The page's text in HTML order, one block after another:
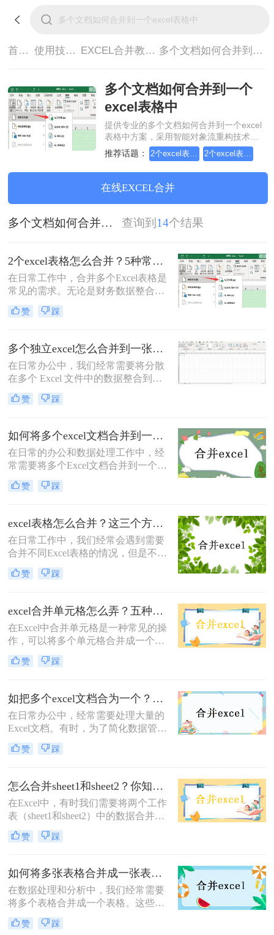
首页> 使用技巧> EXCEL合并教程> 多个文档如何合并到一个excel表格中
多个文档如何合并到一个
excel表格中
提供专业的多个文档如何合并到一个excel
表格中方案，采用智能对象流重构技术，
确保文档1:1高保真还原且排版不乱码。支
持一键批量处理，全链路 SSL 加密保障隐
私安全。助您快速实现多个文档如何合并
到一个excel表格中，无需安装，高效办
公。
推荐话题： 2个excel表格怎么合并
在线EXCEL合并
多个文档如何合并到一个excel表格中 查询到 14个结果
2个excel表格怎么合并？5种常用方法详解！
在日常工作中，合并多个Excel表格是
常见的需求。无论是财务数据整合、
销售记录汇总，还是跨部门协作，掌
握高效的合并方法可以显著提升工作
呢？本文将详细介绍5种主流方法，
帮助您根据实际需求选择最佳方案。
赞 踩
多个独立excel怎么合并到一张表里？6种高效合并方法详解！
在日常办公中，我们经常需要将分散
在多个 Excel 文件中的数据整合到一
个表格中进行分析，例如汇总各部门
的销售报表、合并不同月份的客户数
还容易因格式不一致、数据遗漏等问
题导致错误。那么多个独立excel怎么
合并到一张表里呢？本文将详细介绍
六种常用的高效合并方法，帮助你根
据实际需求选择最适合的方案，轻松
实现数据整合。
赞 踩
如何将多个excel文档合并到一个文档中？试试这四个方法！
在日常的办公和数据处理工作中，经
常需要将多个Excel文档合并到一个文
档中，以便于数据的集中管理和分
析。那么如何将多个excel文档合并到
实用的方法，帮助您轻松实现多个
Excel文档的合并。
赞 踩
excel表格怎么合并？这三个方法很简单！
在日常工作中，我们经常会遇到需要
合并不同Excel表格的情况，但是不同
表格格式和内容的差异会导致一些困
难。那么excel表格怎么合并呢？本文
同Excel表格，让您的工作更加便捷高
效
赞 踩
excel合并单元格怎么弄？五种方法随你选！
在Excel中合并单元格是一种常见的操
作，可以将多个单元格合并成一个单
元格。合并单元格可以用于简化表格
布局，提高可读性，或者在某些情况
面将介绍excel合并单元格怎么弄的几
种方法。
赞 踩
如把多个excel文档合为一个？教你三招轻松搞定！
在日常办公中，经常需要处理大量的
Excel文档。有时，为了简化数据管理
或提高工作效率，我们可能需要将多
个Excel文档合并成一个。那么如把多
三种将多个Excel文档合并为一个的方
法，帮助您轻松应对这一挑战。
赞 踩
怎么合并sheet1和sheet2？你知道几个?！
在Excel中，有时我们需要将两个工作
表（sheet1和sheet2）中的数据合并到
一个新的工作表中。这可能是为了整
理数据、创建报告或进行数据分析。
将介绍三种方法来合并两个工作表，
帮助您轻松完成合并操作。
赞 踩
如何将多张表格合并成一张表格？可以试试这2种方法！
​在数据处理和分析中，我们经常需要
将多个表格合并成一个表格。这些表
格可能来自不同的数据源、文件或数
据库。那么如何将多张表格合并成一
赞 踩